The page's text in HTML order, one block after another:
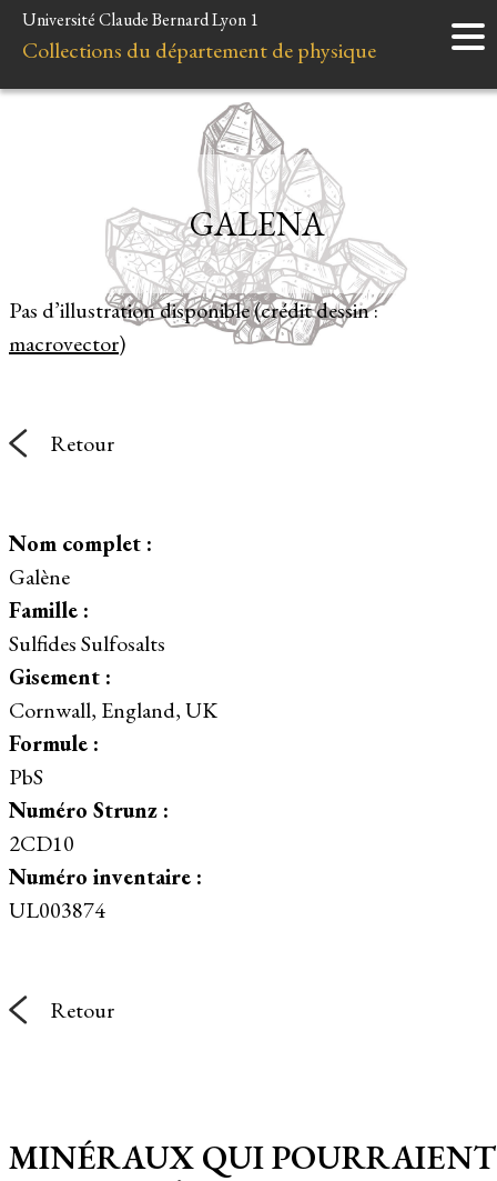
Accueil
Instruments
Liens et ressources
Université Claude Bernard Lyon 1
Collections du département de physique
Pas d’illustration disponible (crédit dessin :
macrovector)
GALENA
Retour
Nom complet :
Galène
Famille :
Sulfides Sulfosalts
Gisement :
Cornwall, England, UK
Formule :
PbS
Numéro Strunz :
2CD10
Numéro inventaire :
UL003874
Retour
MINÉRAUX QUI POURRAIENT